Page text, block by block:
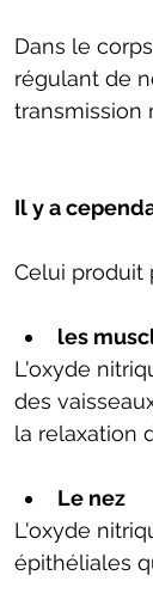
Dans le
régulant de
transmission
Il y a
Celui produit
les
L'oxyde
des
la relaxation
Le nez
L'oxyde
épithéliales